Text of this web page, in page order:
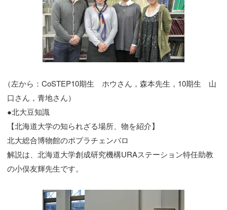
（左から：CoSTEP10期生 ホウさん，森本先生，10期生 山
口さん，青地さん）
●北大豆知識
【北海道大学の知られざる場所、物を紹介】
北大総合博物館のポプラチェンバロ
解説は、北海道大学創成研究機構URAステーション特任助教
の小俣友輝先生です。